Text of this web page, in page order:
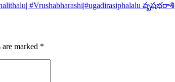
#Vrushabharashi|#ugadirasiphalalu వృషభరాశి
marked *